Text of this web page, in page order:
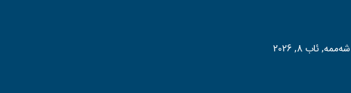
شەممە, ئاب 8, 2026